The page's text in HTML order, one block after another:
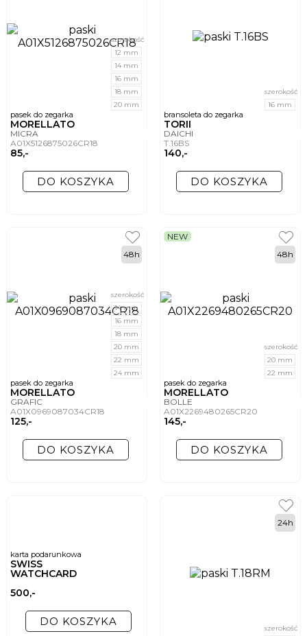
pasek do zegarka
MORELLATO
MICRA
A01X5126875026CR18
85,-
szerokość
12 mm
14 mm
16 mm
18 mm
20 mm
DO KOSZYKA
bransoleta do zegarka
TORII
DAICHI
T.16BS
140,-
szerokość
16 mm
DO KOSZYKA
pasek do zegarka
MORELLATO
GRAFIC
A01X0969087034CR18
125,-
szerokość
14 mm
16 mm
18 mm
20 mm
22 mm
24 mm
48h
DO KOSZYKA
pasek do zegarka
MORELLATO
BOLLE
A01X2269480265CR20
145,-
NEW
szerokość
20 mm
22 mm
48h
DO KOSZYKA
karta podarunkowa
SWISS
WATCHCARD
500,-
DO KOSZYKA
szerokość
24h